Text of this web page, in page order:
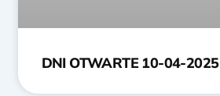
DNI OTWARTE 10-04-2025